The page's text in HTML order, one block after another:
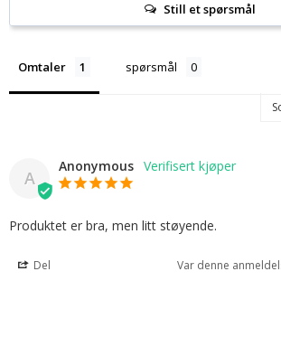
Still et spørsmål
Omtaler spørsmål
A
Anonymous
Produktet er bra, men litt støyende.
Del Var denne